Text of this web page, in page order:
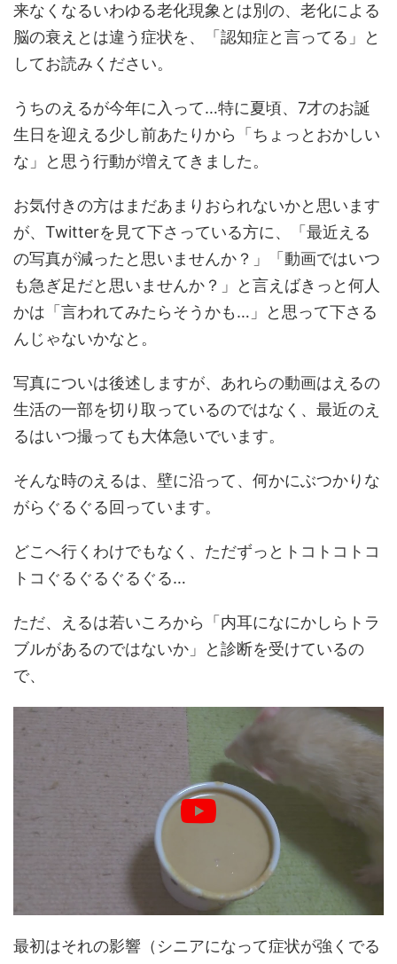
来なくなるいわゆる老化現象とは別の、老化による
脳の衰えとは違う症状を、「認知症と言ってる」と
してお読みください。
うちのえるが今年に入って…特に夏頃、7才のお誕
生日を迎える少し前あたりから「ちょっとおかしい
な」と思う行動が増えてきました。
お気付きの方はまだあまりおられないかと思います
が、Twitterを見て下さっている方に、「最近える
の写真が減ったと思いませんか？」「動画ではいつ
も急ぎ足だと思いませんか？」と言えばきっと何人
かは「言われてみたらそうかも…」と思って下さる
んじゃないかなと。
写真についは後述しますが、あれらの動画はえるの
生活の一部を切り取っているのではなく、最近のえ
るはいつ撮っても大体急いでいます。
そんな時のえるは、壁に沿って、何かにぶつかりな
がらぐるぐる回っています。
どこへ行くわけでもなく、ただずっとトコトコトコ
トコぐるぐるぐるぐる…
ただ、えるは若いころから「内耳になにかしらトラ
ブルがあるのではないか」と診断を受けているの
で、
最初はそれの影響（シニアになって症状が強くでる